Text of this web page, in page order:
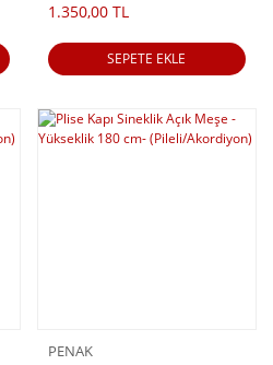
1.350,00 TL
SEPETE EKLE
PENAK